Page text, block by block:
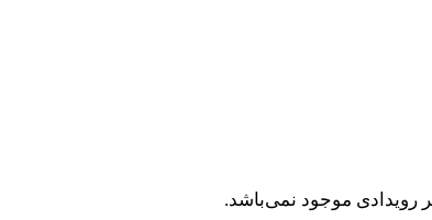
رویدادی موجود نمی‌باشد.